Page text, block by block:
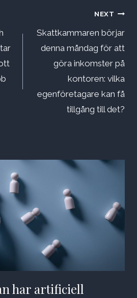
NEXT
Skattkammaren börjar
denna måndag för att
göra inkomster på
kontoren: vilka
egenföretagare kan få
tillgång till det?
har artificiell